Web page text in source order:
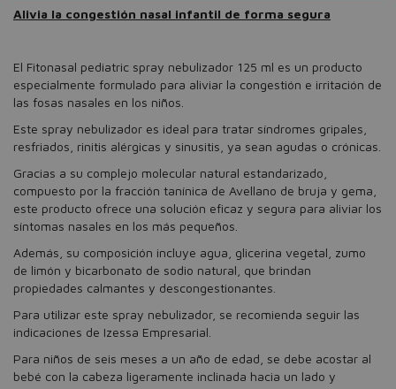
Alivia la congestión nasal infantil de forma segura
El Fitonasal pediatric spray nebulizador 125 ml es un producto
especialmente formulado para aliviar la congestión e irritación de
las fosas nasales en los niños.
Este spray nebulizador es ideal para tratar síndromes gripales,
resfriados, rinitis alérgicas y sinusitis, ya sean agudas o crónicas.
Gracias a su complejo molecular natural estandarizado,
compuesto por la fracción tanínica de Avellano de bruja y gema,
este producto ofrece una solución eficaz y segura para aliviar los
síntomas nasales en los más pequeños.
Además, su composición incluye agua, glicerina vegetal, zumo
de limón y bicarbonato de sodio natural, que brindan
propiedades calmantes y descongestionantes.
Para utilizar este spray nebulizador, se recomienda seguir las
indicaciones de Izessa Empresarial.
Para niños de seis meses a un año de edad, se debe acostar al
bebé con la cabeza ligeramente inclinada hacia un lado y